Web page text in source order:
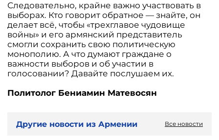
Следовательно, крайне важно участвовать в
выборах. Кто говорит обратное — знайте, он
делает всё, чтобы «трехглавое чудовище
войны» и его армянский представитель
смогли сохранить свою политическую
монополию. А что думают граждане о
важности выборов и об участии в
голосовании? Давайте послушаем их.
Политолог Бениамин Матевосян
Другие новости из Армении Все новости